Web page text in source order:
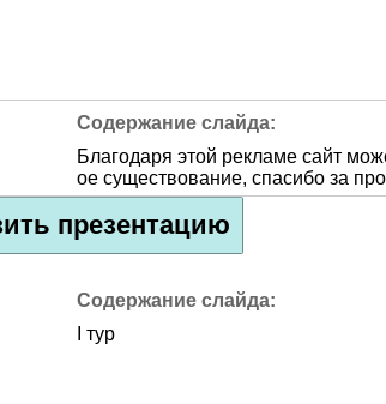
Благодаря этой рекламе сайт
ое существование, спасибо за
презентацию
I тур